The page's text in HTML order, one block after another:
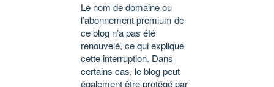
Le nom de domaine ou
l’abonnement premium de
ce blog n’a pas été
renouvelé, ce qui explique
cette interruption. Dans
certains cas, le blog peut
également être protégé par